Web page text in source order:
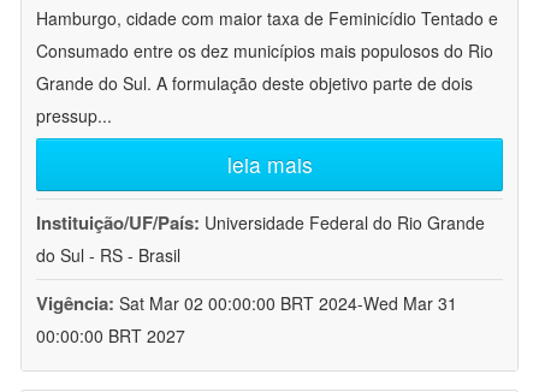
Hamburgo, cidade com maior taxa de Feminicídio Tentado e
Consumado entre os dez municípios mais populosos do Rio
Grande do Sul. A formulação deste objetivo parte de dois
pressup...
leia mais
Instituição/UF/País: Universidade Federal do Rio Grande
do Sul - RS - Brasil
Vigência: Sat Mar 02 00:00:00 BRT 2024-Wed Mar 31
00:00:00 BRT 2027